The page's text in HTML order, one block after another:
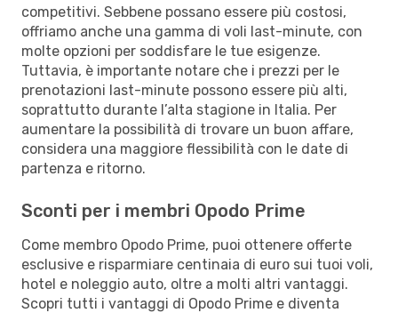
competitivi. Sebbene possano essere più costosi,
offriamo anche una gamma di voli last-minute, con
molte opzioni per soddisfare le tue esigenze.
Tuttavia, è importante notare che i prezzi per le
prenotazioni last-minute possono essere più alti,
soprattutto durante l’alta stagione in Italia. Per
aumentare la possibilità di trovare un buon affare,
considera una maggiore flessibilità con le date di
partenza e ritorno.
Sconti per i membri Opodo Prime
Come membro Opodo Prime, puoi ottenere offerte
esclusive e risparmiare centinaia di euro sui tuoi voli,
hotel e noleggio auto, oltre a molti altri vantaggi.
Scopri tutti i vantaggi di Opodo Prime e diventa